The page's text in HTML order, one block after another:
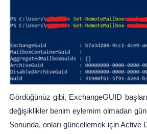
Gördüğünüz gibi, ExchangeGUID
değişiklikler benim eylemim olmadan
Sonunda, onları güncellemek için